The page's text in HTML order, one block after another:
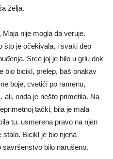
želja.
nije mogla da veruje.
što je očekivala, i svaki deo
Srce joj je bilo u grlu dok
bio bicikl, prelep, baš onakav
boje, cvetići po ramenu,
onda je nešto primetila. Na
tački, bila je mala
tu, usmerena pravo na njen
stalo. Bicikl je bio njena
bilo narušeno.